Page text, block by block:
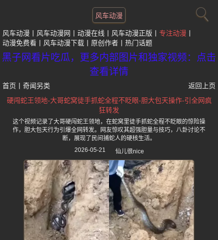
风车动漫
风车动漫 风车动漫网 动漫在线 风车动漫正版
专注动漫
动漫免费看
风车动漫下载 原创作者 热门话题
黑子网看片吃瓜，更多内部图片和独家视频：点击
查看详情
首页 奇闻另类
返回上页
硬闯蛇王领地-大哥蛇窝徒手抓蛇全程不眨眼-胆大包天操作-引全网疯
狂转发
这个视频记录了大哥硬闯蛇王领地，在蛇窝里徒手抓蛇全程不眨眼的惊险操
作，胆大包天行为引爆全网转发。网友惊叹其超强胆量与技巧，八卦讨论不
断，展现了民间捕蛇人的硬核生活。
2026-05-21
仙儿很nice